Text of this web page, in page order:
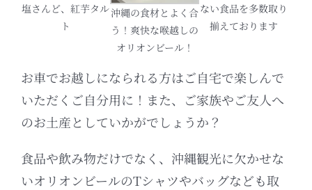
塩さんど、紅芋タル
ト
沖縄の食材とよく合
う！爽快な喉越しの
オリオンビール！
ない食品を多数取り
揃えております
お車でお越しになられる方はご自宅で楽しんで
いただくご自分用に！また、ご家族やご友人へ
のお土産としていかがでしょうか？
食品や飲み物だけでなく、沖縄観光に欠かせな
いオリオンビールのTシャツやバッグなども取